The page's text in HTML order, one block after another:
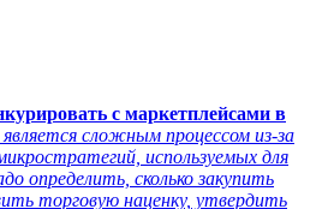
с маркетплейсами в
является сложным процессом из-за
используемых для
определить, сколько закупить
торговую наценку, утвердить